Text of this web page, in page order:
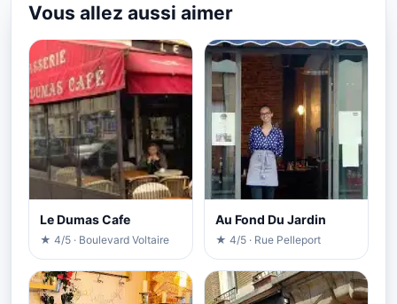
Vous allez aussi aimer
Le Dumas Cafe
★ 4/5 · Boulevard Voltaire
Au Fond Du Jardin
★ 4/5 · Rue Pelleport